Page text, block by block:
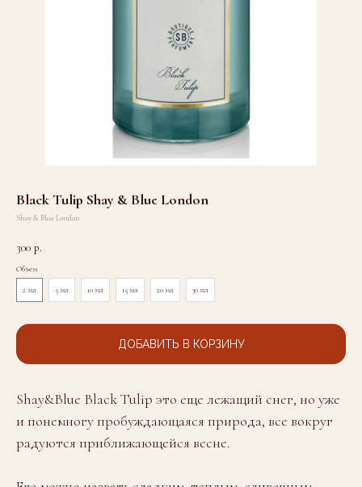
Black Tulip Shay & Blue London
Shay & Blue London
300 р.
Объем
2 мл 5 мл 10 мл 15 мл 20 мл 30 мл
ДОБАВИТЬ В КОРЗИНУ
Shay&Blue Black Tulip это еще лежащий снег, но уже
и понемногу пробуждающаяся природа, все вокруг
радуются приближающейся весне.